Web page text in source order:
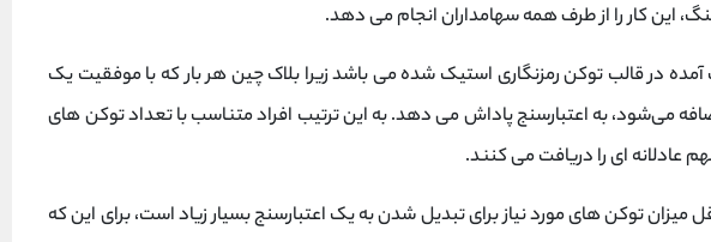
این کار را از طرف همه سهامداران انجام می دهد.
در قالب توکن رمزنگاری استیک شده می باشد زیرا بلاک چین هر بار که با موفقیت یک
می‌شود، به اعتبارسنج پاداش می دهد. به این ترتیب افراد متناسب با تعداد توکن های
عادلانه ای را دریافت می کنند.
میزان توکن های مورد نیاز برای تبدیل شدن به یک اعتبارسنج بسیار زیاد است، برای این که